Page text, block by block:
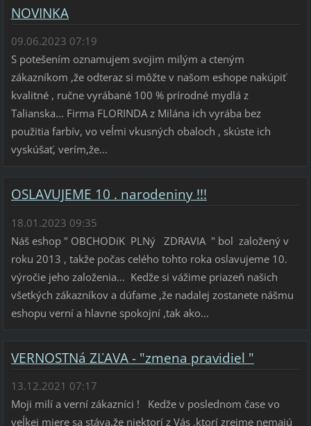
NOVINKA
09.06.2023 07:19
S potešením oznamujem svojim milým a cteným
zákazníkom ,že odteraz si môžte v našom eshope nakúpiť
kvalitné , ručne vyrábané 100 % prírodné mydlá z
Talianska... Firma FLORINDA z Milána ich vyrába bez
použitia farbív, vo veĺmi vkusných obaloch , skúste ich
vyskúšať, verím,že...
OSLAVUJEME 10 . narodeniny !!!
18.01.2023 09:35
Náš eshop " OBCHODíK PLNý ZDRAVIA " bol založený v
roku 2013 , takže počas celého tohto roka oslavujeme 10.
výročie jeho založenia... Kedže si vážime priazeň našich
všetkých zákazníkov a dúfame ,že nadalej zostanete nášmu
eshopu verní a hlavne spokojní ,tak ako...
VERNOSTNá ZĽAVA - "zmena pravidiel "
13.12.2021 07:17
Moji milí a verní zákazníci ! Kedže v poslednom čase vo
veĺkej miere sa stáva,že niektorí z Vás ,ktorí zrejme nemajú